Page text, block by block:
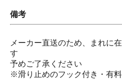
備考
メーカー直送のため、まれに
す
予めご了承ください
※滑り止めのフック付き・有